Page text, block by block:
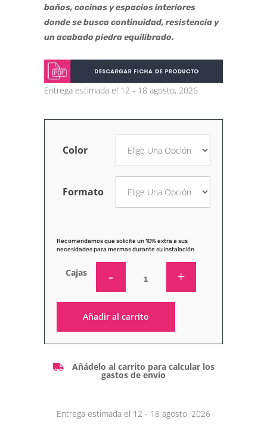
baños, cocinas y espacios interiores
donde se busca continuidad, resistencia y
un acabado piedra equilibrado.
Entrega estimada el 12 - 18 agosto, 2026
Color
Formato
Recomendamos que solicite un 10% extra a sus
necesidades para mermas durante su instalación
Cajas
Añadir al carrito
Añádelo al carrito para calcular los
gastos de envío
Entrega estimada el 12 - 18 agosto, 2026